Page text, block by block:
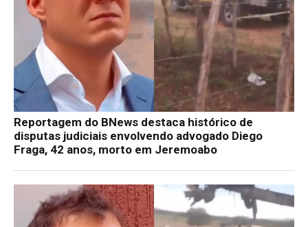
Reportagem do BNews destaca histórico de
disputas judiciais envolvendo advogado Diego
Fraga, 42 anos, morto em Jeremoabo